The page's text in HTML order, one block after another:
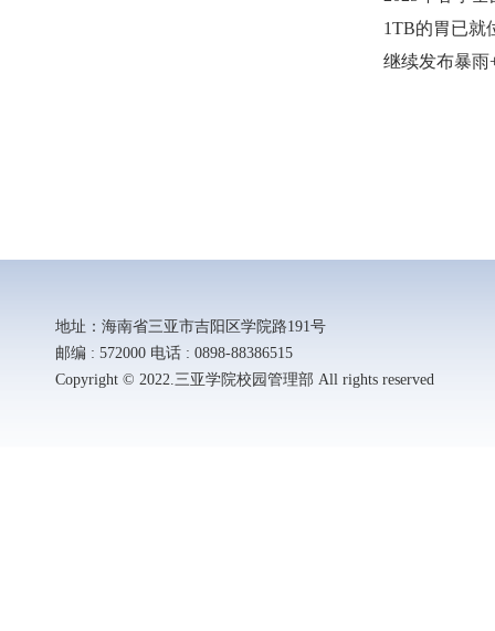
1TB的胃已就
继续发布暴雨
地址：海南省三亚市吉阳区学院路191号
邮编 : 572000 电话 : 0898-88386515
Copyright © 2022.三亚学院校园管理部 All rights reserved